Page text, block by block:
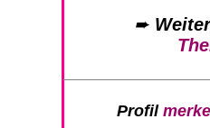
➨
Profil